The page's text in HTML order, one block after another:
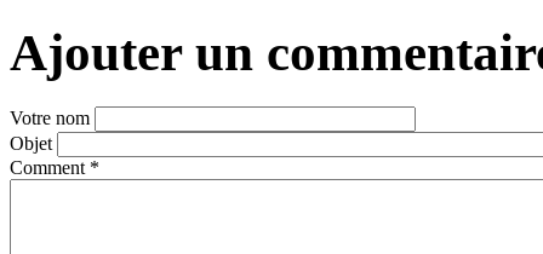
Ajouter un
Votre nom
Objet
Comment *